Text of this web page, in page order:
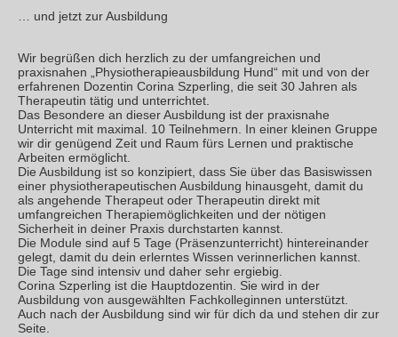
… und jetzt zur Ausbildung
Wir begrüßen dich herzlich zu der umfangreichen und
praxisnahen „Physiotherapieausbildung Hund“ mit und von der
erfahrenen Dozentin Corina Szperling, die seit 30 Jahren als
Therapeutin tätig und unterrichtet.
Das Besondere an dieser Ausbildung ist der praxisnahe
Unterricht mit maximal. 10 Teilnehmern. In einer kleinen Gruppe
wir dir genügend Zeit und Raum fürs Lernen und praktische
Arbeiten ermöglicht.
Die Ausbildung ist so konzipiert, dass Sie über das Basiswissen
einer physiotherapeutischen Ausbildung hinausgeht, damit du
als angehende Therapeut oder Therapeutin direkt mit
umfangreichen Therapiemöglichkeiten und der nötigen
Sicherheit in deiner Praxis durchstarten kannst.
Die Module sind auf 5 Tage (Präsenzunterricht) hintereinander
gelegt, damit du dein erlerntes Wissen verinnerlichen kannst.
Die Tage sind intensiv und daher sehr ergiebig.
Corina Szperling ist die Hauptdozentin. Sie wird in der
Ausbildung von ausgewählten Fachkolleginnen unterstützt.
Auch nach der Ausbildung sind wir für dich da und stehen dir zur
Seite.